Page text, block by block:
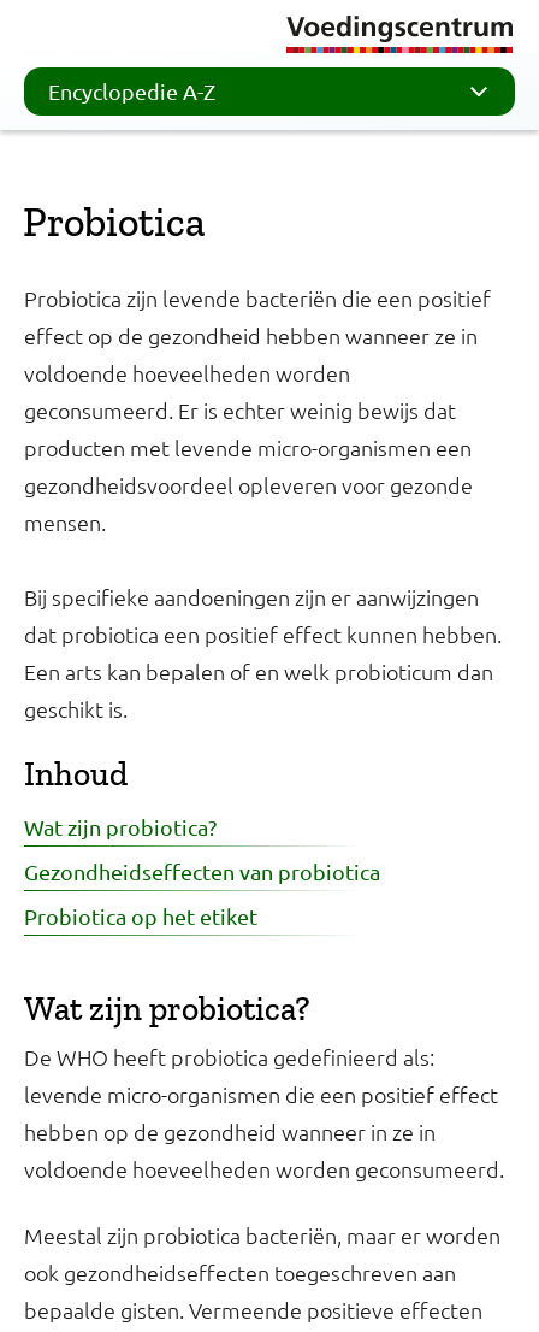
Encyclopedie A-Z
Probiotica
Probiotica zijn levende bacteriën die een positief
effect op de gezondheid hebben wanneer ze in
voldoende hoeveelheden worden
geconsumeerd. Er is echter weinig bewijs dat
producten met levende micro-organismen een
gezondheidsvoordeel opleveren voor gezonde
mensen.
Bij specifieke aandoeningen zijn er aanwijzingen
dat probiotica een positief effect kunnen hebben.
Een arts kan bepalen of en welk probioticum dan
geschikt is.
Inhoud
Wat zijn probiotica?
Gezondheidseffecten van probiotica
Probiotica op het etiket
Wat zijn probiotica?
De WHO heeft probiotica gedefinieerd als:
levende micro-organismen die een positief effect
hebben op de gezondheid wanneer in ze in
voldoende hoeveelheden worden geconsumeerd.
Meestal zijn probiotica bacteriën, maar er worden
ook gezondheidseffecten toegeschreven aan
bepaalde gisten. Vermeende positieve effecten